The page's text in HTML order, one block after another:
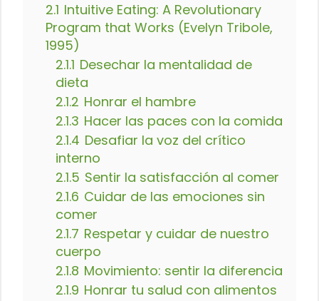
2.1 Intuitive Eating: A Revolutionary
Program that Works (Evelyn Tribole,
1995)
2.1.1 Desechar la mentalidad de
dieta
2.1.2 Honrar el hambre
2.1.3 Hacer las paces con la comida
2.1.4 Desafiar la voz del crítico
interno
2.1.5 Sentir la satisfacción al comer
2.1.6 Cuidar de las emociones sin
comer
2.1.7 Respetar y cuidar de nuestro
cuerpo
2.1.8 Movimiento: sentir la diferencia
2.1.9 Honrar tu salud con alimentos